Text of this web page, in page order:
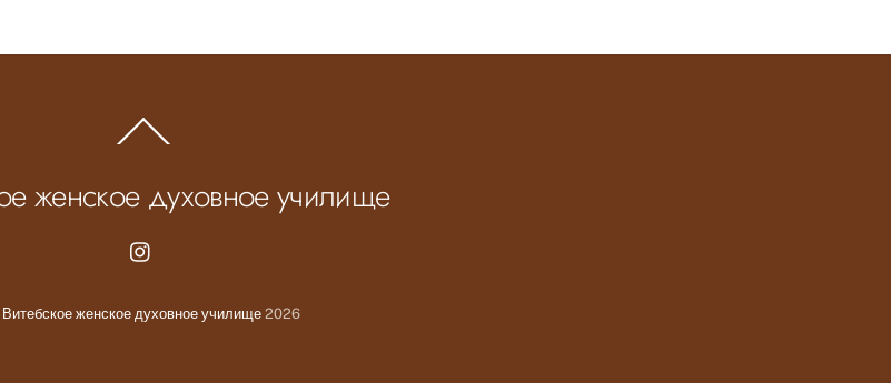
To
женское духовное училище
Витебское женское духовное училище 2026